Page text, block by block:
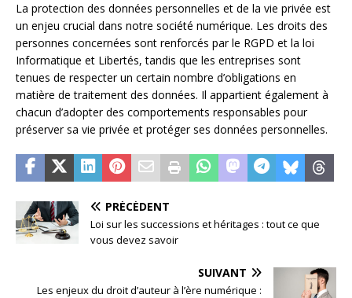
La protection des données personnelles et de la vie privée est
un enjeu crucial dans notre société numérique. Les droits des
personnes concernées sont renforcés par le RGPD et la loi
Informatique et Libertés, tandis que les entreprises sont
tenues de respecter un certain nombre d’obligations en
matière de traitement des données. Il appartient également à
chacun d’adopter des comportements responsables pour
préserver sa vie privée et protéger ses données personnelles.
PRÉCÉDENT
Loi sur les successions et héritages : tout ce que
vous devez savoir
SUIVANT
Les enjeux du droit d’auteur à l’ère numérique :